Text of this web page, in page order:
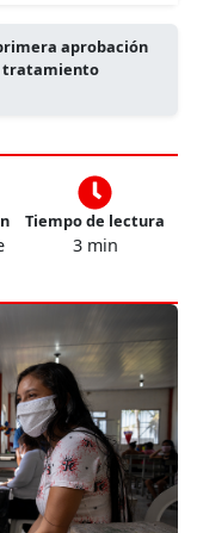
aprobación
tratamiento
Tiempo de lectura
3 min